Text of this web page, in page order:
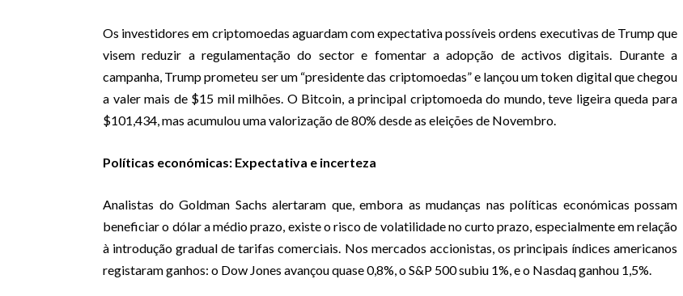
Os investidores em criptomoedas aguardam com expectativa possíveis ordens executivas de Trump que
visem reduzir a regulamentação do sector e fomentar a adopção de activos digitais. Durante a
campanha, Trump prometeu ser um “presidente das criptomoedas” e lançou um token digital que chegou
a valer mais de $15 mil milhões. O Bitcoin, a principal criptomoeda do mundo, teve ligeira queda para
$101,434, mas acumulou uma valorização de 80% desde as eleições de Novembro.
Políticas económicas: Expectativa e incerteza
Analistas do Goldman Sachs alertaram que, embora as mudanças nas políticas económicas possam
beneficiar o dólar a médio prazo, existe o risco de volatilidade no curto prazo, especialmente em relação
à introdução gradual de tarifas comerciais. Nos mercados accionistas, os principais índices americanos
registaram ganhos: o Dow Jones avançou quase 0,8%, o S&P 500 subiu 1%, e o Nasdaq ganhou 1,5%.